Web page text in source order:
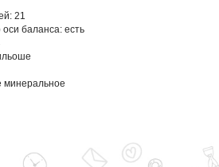
21
баланса: есть
минеральное